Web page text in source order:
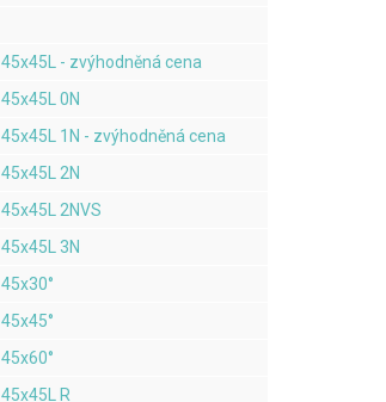
45x45L - zvýhodněná cena
45x45L 0N
45x45L 1N - zvýhodněná cena
45x45L 2N
45x45L 2NVS
45x45L 3N
45x30°
45x45°
45x60°
45x45L R